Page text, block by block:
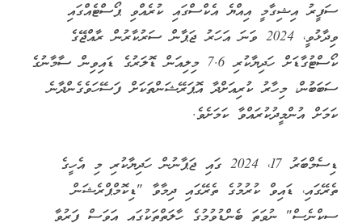
ސަފީރު އިޝިގާމީ އިއްޔެ އެކްސްގައި ކުރެއްވި ޕޯސްޓެއްގައި
ވިދާޅުވީ، 2024 ވަނަ އަހަރު ޖަޕާން ސަރުކާރުން ރާއްޖޭގެ
ކޯސްޓުގާޑަށް ހަދިޔާކުރި 7.6 މިލިއަން ޑޮލަރުގެ ޑައިވިން ސާމާނުގެ
ސަބަބުން، މިހާރު ކުރިއަށްދާ އޮޕަރޭޝަންތަކަށް ފަސޭހަވެގެންދާނެ
ކަމަށް އުންމީދުކުރައްވާ ކަމަށެވެ.
ޑިސެމްބަރު 17، 2024 ގައި ޖަޕާނުން ހަދިޔާކުރި މި އެހީގެ
ތެރޭގައި، ޑައިވް ކުރުމުގެ ތެރޭގައި ދިމާވާ "ޑިކޮމްޕްރެޝަން
ސިކްނެސް" ނުވަތަ ބެންޑުވުމުގެ ހާލަތްތަކުގައި އަވަސް ފަރުވާ